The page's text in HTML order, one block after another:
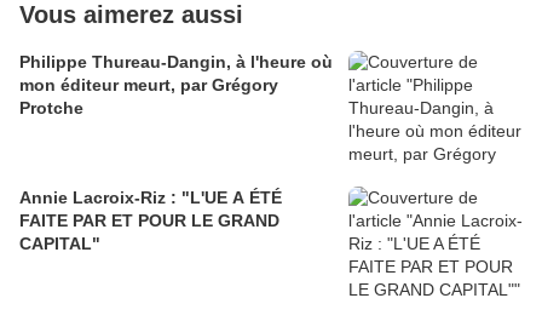
Vous aimerez aussi
Philippe Thureau-Dangin, à l'heure où
mon éditeur meurt, par Grégory
Protche
Annie Lacroix-Riz : "L'UE A ÉTÉ
FAITE PAR ET POUR LE GRAND
CAPITAL"